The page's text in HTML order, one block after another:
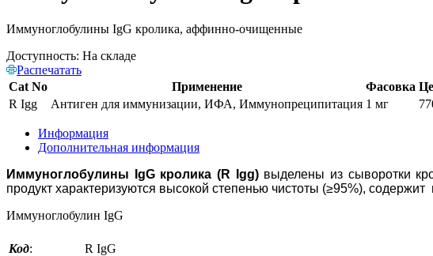
Иммуноглобулины IgG кролика, аффинно-очищенные
Доступность: На складе
Распечатать
Cat No
Применение Фасовка
R Igg
Антиген для иммунизации, ИФА, Иммунопреципитация 1 мг
Информация
Дополнительная информация
Иммуноглобулины IgG кролика (R Igg)выделены из сыворотки
продукт характеризуются высокой степенью чистоты (≥95%),
Иммуноглобулин IgG
Код:
R IgG